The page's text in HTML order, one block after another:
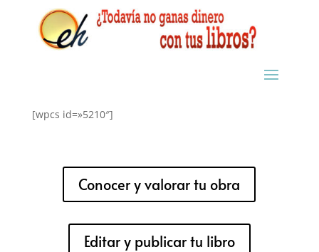
[wpcs id=»5210″]
Conocer y valorar tu obra
Editar y publicar tu libro